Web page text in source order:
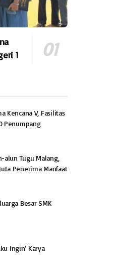
1
Kencana V, Fasilitas
Penumpang
alun Tugu Malang,
Penerima Manfaat
Besar SMK
Ingin’ Karya